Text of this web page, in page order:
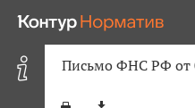
Письмо ФНС РФ от